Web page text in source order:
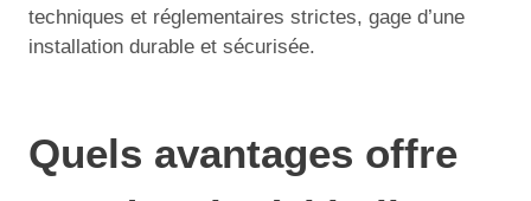
techniques et réglementaires strictes, gage d’une
installation durable et sécurisée.
Quels avantages offre